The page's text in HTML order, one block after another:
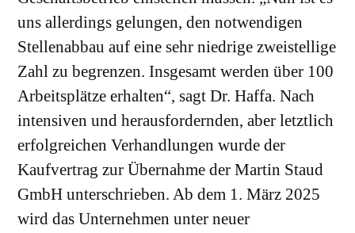
uns allerdings gelungen, den notwendigen
Stellenabbau auf eine sehr niedrige zweistellige
Zahl zu begrenzen. Insgesamt werden über 100
Arbeitsplätze erhalten“, sagt Dr. Haffa. Nach
intensiven und herausfordernden, aber letztlich
erfolgreichen Verhandlungen wurde der
Kaufvertrag zur Übernahme der Martin Staud
GmbH unterschrieben. Ab dem 1. März 2025
wird das Unternehmen unter neuer